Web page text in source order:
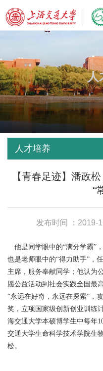
人
人才培养
【青春足迹】潘政
“
发布时间 ：2019-
他是同学眼中的“满分学霸”
也是老师眼中的“得力助手”，
主席，服务奉献同学；他认为
愿公益活动到社会实践全国最
“永远在好奇，永远在探索”，
奖，立项国家级创新创业训练
海交通大学本硕博学生中每年
交通大学生命科学技术学院生
松。